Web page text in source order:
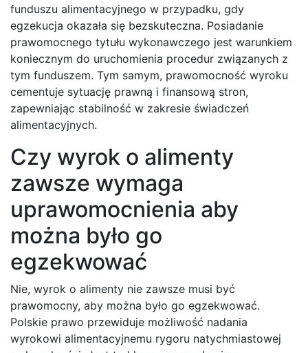
funduszu alimentacyjnego w przypadku, gdy
egzekucja okazała się bezskuteczna. Posiadanie
prawomocnego tytułu wykonawczego jest warunkiem
koniecznym do uruchomienia procedur związanych z
tym funduszem. Tym samym, prawomocność wyroku
cementuje sytuację prawną i finansową stron,
zapewniając stabilność w zakresie świadczeń
alimentacyjnych.
Czy wyrok o alimenty
zawsze wymaga
uprawomocnienia aby
można było go
egzekwować
Nie, wyrok o alimenty nie zawsze musi być
prawomocny, aby można było go egzekwować.
Polskie prawo przewiduje możliwość nadania
wyrokowi alimentacyjnemu rygoru natychmiastowej